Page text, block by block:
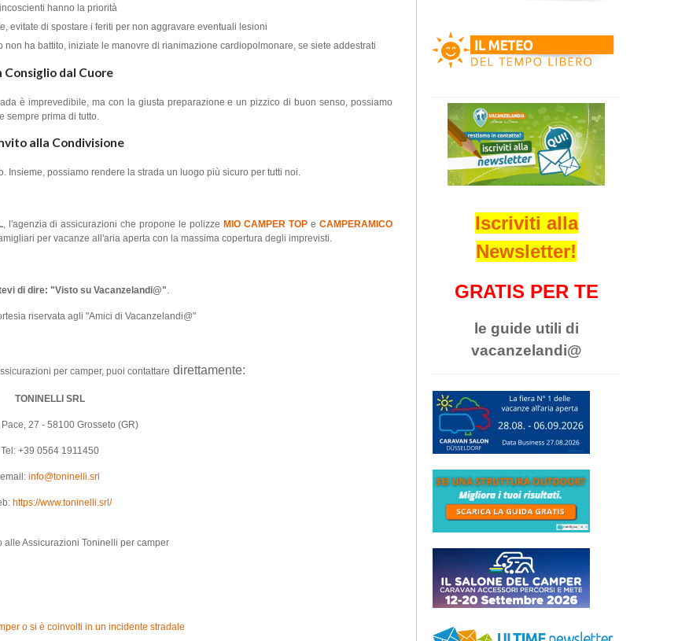
hanno la priorità
evitate di spostare i feriti per non aggravare eventuali lesioni
non ha battito, iniziate le manovre di rianimazione cardiopolmonare, se siete addestrati
Consiglio dal Cuore
è imprevedibile, ma con la giusta preparazione e un pizzico di buon senso, possiamo
sempre prima di tutto.
alla Condivisione
possiamo rendere la strada un luogo più sicuro per tutti noi.
, l'agenzia di assicurazioni che propone le polizzeMIO CAMPER TOP eCAMPERAMICO
per vacanze all'aria aperta con la massima copertura degli imprevisti.
di dire: "Visto su Vacanzelandi@"
riservata agli "Amici di Vacanzelandi@"
per camper, puoi contattare direttamente:
TONINELLI SRL
27 - 58100 Grosseto (GR)
Tel: +39 0564 1911450
email:info@toninelli.srl
https://www.toninelli.srl/
Assicurazioni Toninelli per camper
o si è coinvolti in un incidente stradale
Iscriviti alla
Newsletter!
GRATIS PER TE
le guide utili di
vacanzelandi@